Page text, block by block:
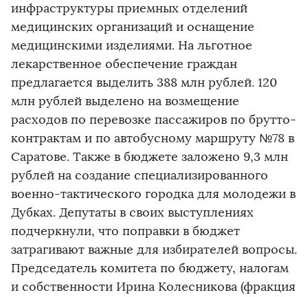
инфраструктуры приемных отделений
медицинских организаций и оснащение
медицинскими изделиями. На льготное
лекарственное обеспечение граждан
предлагается выделить 388 млн рублей. 120
млн рублей выделено на возмещение
расходов по перевозке пассажиров по брутто-
контрактам и по автобусному маршруту №78 в
Саратове. Также в бюджете заложено 9,3 млн
рублей на создание специализированного
военно-тактического городка для молодежи в
Дубках. Депутаты в своих выступлениях
подчеркнули, что поправки в бюджет
затрагивают важные для избирателей вопросы.
Председатель комитета по бюджету, налогам
и собственности Ирина Колесникова (фракция